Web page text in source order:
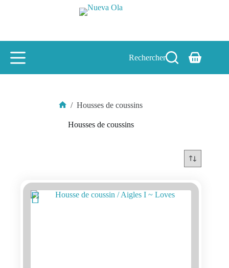
Rechercher
Panier
/ Housses de coussins
Housses de coussins